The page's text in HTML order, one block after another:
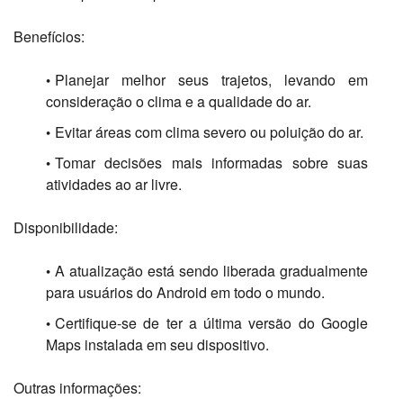
Benefícios:
Planejar melhor seus trajetos, levando em
consideração o clima e a qualidade do ar.
Evitar áreas com clima severo ou poluição do ar.
Tomar decisões mais informadas sobre suas
atividades ao ar livre.
Disponibilidade:
A atualização está sendo liberada gradualmente
para usuários do Android em todo o mundo.
Certifique-se de ter a última versão do Google
Maps instalada em seu dispositivo.
Outras informações: